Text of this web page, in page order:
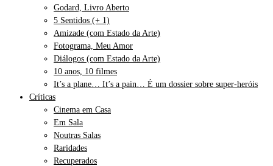
Godard, Livro Aberto
5 Sentidos (+ 1)
Amizade (com Estado da Arte)
Fotograma, Meu Amor
Diálogos (com Estado da Arte)
10 anos, 10 filmes
It’s a plane… It’s a pain… É um dossier sobre super-heróis
Críticas
Cinema em Casa
Em Sala
Noutras Salas
Raridades
Recuperados